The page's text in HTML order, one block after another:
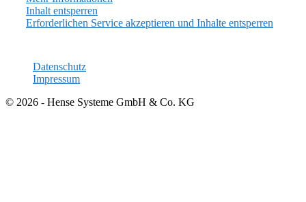
Inhalt entsperren
Erforderlichen Service akzeptieren und Inhalte entsperren
Datenschutz
Impressum
© 2026 - Hense Systeme GmbH & Co. KG